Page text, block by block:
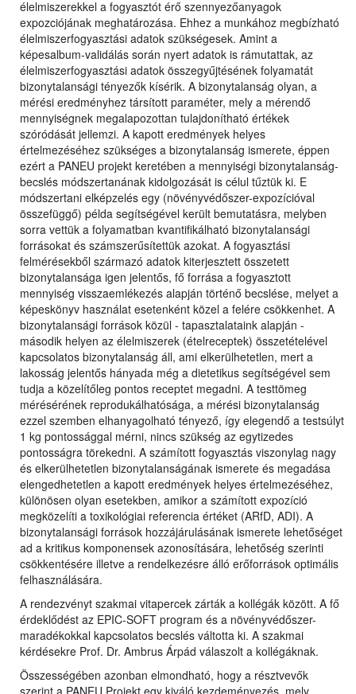
élelmiszerekkel a fogyasztót érő szennyezőanyagok
expozciójának meghatározása. Ehhez a munkához megbízható
élelmiszerfogyasztási adatok szükségesek. Amint a
képesalbum-validálás során nyert adatok is rámutattak, az
élelmiszerfogyasztási adatok összegyűjtésének folyamatát
bizonytalansági tényezők kísérik. A bizonytalanság olyan, a
mérési eredményhez társított paraméter, mely a mérendő
mennyiségnek megalapozottan tulajdonítható értékek
szóródását jellemzi. A kapott eredmények helyes
értelmezéséhez szükséges a bizonytalanság ismerete, éppen
ezért a PANEU projekt keretében a mennyiségi bizonytalanság-
becslés módszertanának kidolgozását is célul tűztük ki. E
módszertani elképzelés egy (növényvédőszer-expozícióval
összefüggő) példa segítségével került bemutatásra, melyben
sorra vettük a folyamatban kvantifikálható bizonytalansági
forrásokat és számszerűsítettük azokat. A fogyasztási
felmérésekből származó adatok kiterjesztett összetett
bizonytalansága igen jelentős, fő forrása a fogyasztott
mennyiség visszaemlékezés alapján történő becslése, melyet a
képeskönyv használat esetenként közel a felére csökkenhet. A
bizonytalansági források közül - tapasztalataink alapján -
második helyen az élelmiszerek (ételreceptek) összetételével
kapcsolatos bizonytalanság áll, ami elkerülhetetlen, mert a
lakosság jelentős hányada még a dietetikus segítségével sem
tudja a közelítőleg pontos receptet megadni. A testtömeg
mérésérének reprodukálhatósága, a mérési bizonytalanság
ezzel szemben elhanyagolható tényező, így elegendő a testsúlyt
1 kg pontossággal mérni, nincs szükség az egytizedes
pontosságra törekedni. A számított fogyasztás viszonylag nagy
és elkerülhetetlen bizonytalanságának ismerete és megadása
elengedhetetlen a kapott eredmények helyes értelmezéséhez,
különösen olyan esetekben, amikor a számított expozíció
megközelíti a toxikológiai referencia értéket (ARfD, ADI). A
bizonytalansági források hozzájárulásának ismerete lehetőséget
ad a kritikus komponensek azonosítására, lehetőség szerinti
csökkentésére illetve a rendelkezésre álló erőforrások optimális
felhasználására.
A rendezvényt szakmai vitapercek zárták a kollégák között. A fő
érdeklődést az EPIC-SOFT program és a növényvédőszer-
maradékokkal kapcsolatos becslés váltotta ki. A szakmai
kérdésekre Prof. Dr. Ambrus Árpád válaszolt a kollégáknak.
Összességében azonban elmondható, hogy a résztvevők